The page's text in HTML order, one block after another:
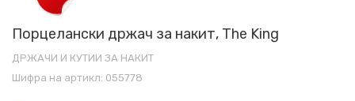
Порцелански држач за накит, The King
ДРЖАЧИ И КУТИИ ЗА НАКИТ
Шифра на артикл: 055778